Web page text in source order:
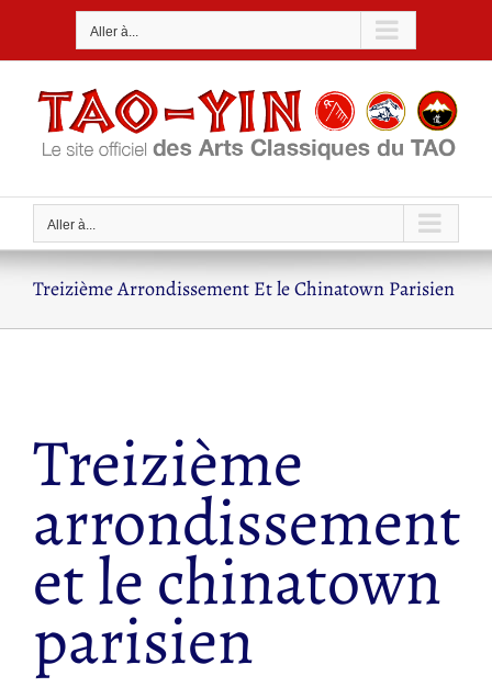
Aller à...
Aller à...
Treizième Arrondissement Et le Chinatown Parisien
Treizième
arrondissement
et le chinatown
parisien